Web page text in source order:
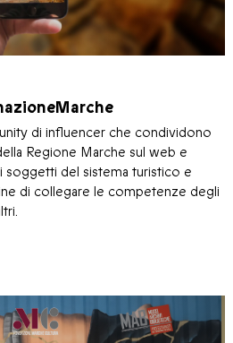
di influencer che condividono
Regione Marche sul web e
soggetti del sistema turistico e
di collegare le competenze degli